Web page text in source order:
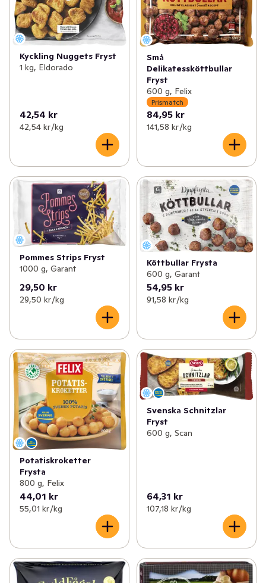
Kyckling Nuggets Fryst
1 kg, Eldorado
42,54 kr
42,54 kr /kg
Små
Delikatessköttbullar
Fryst
600 g, Felix
Prismatch
84,95 kr
141,58 kr /kg
Pommes Strips Fryst
1000 g, Garant
29,50 kr
29,50 kr /kg
Köttbullar Frysta
600 g, Garant
54,95 kr
91,58 kr /kg
Potatiskroketter
Frysta
800 g, Felix
44,01 kr
55,01 kr /kg
Svenska Schnitzlar
Fryst
600 g, Scan
64,31 kr
107,18 kr /kg